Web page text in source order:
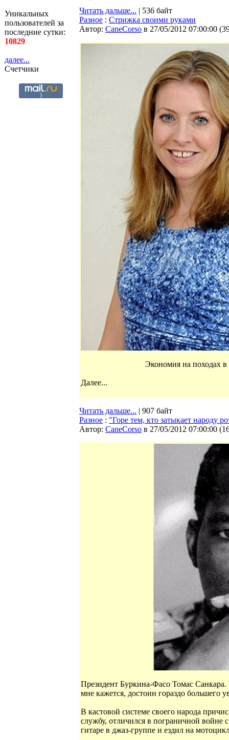
Уникальных
пользователей за
последние сутки:
10829
далее...
Счетчики
Читать дальше... | 536 байт
Разное : Стрижка своими руками
Автор: CaneCorso в 27/05/2012 07:00:00 (
Экономия на походах в
Далее...
Читать дальше... | 907 байт
Разное : "Горе тем, кто затыкает народу
Автор: CaneCorso в 27/05/2012 07:00:00 (
Президент Буркина-Фасо Томас Санкара.
мне кажется, достоин гораздо большего
В кастовой системе своего народа
службу, отличился в пограничной войне
гитаре в джаз-группе и ездил на